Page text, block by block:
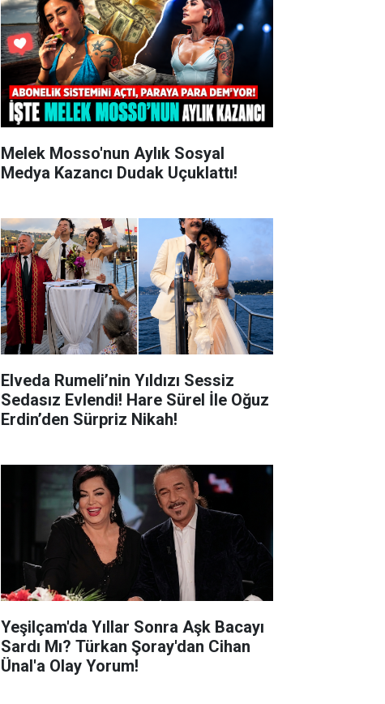
Melek Mosso'nun Aylık Sosyal
Medya Kazancı Dudak Uçuklattı!
Elveda Rumeli’nin Yıldızı Sessiz
Sedasız Evlendi! Hare Sürel İle Oğuz
Erdin’den Sürpriz Nikah!
Yeşilçam'da Yıllar Sonra Aşk Bacayı
Sardı Mı? Türkan Şoray'dan Cihan
Ünal'a Olay Yorum!